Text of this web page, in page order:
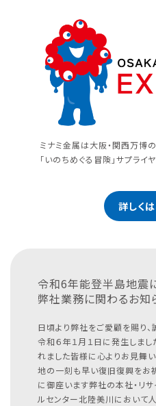
ミナミ金属は大阪・関西万博
「いのちめぐる冒険」サプライヤ
詳しく
令和6年能登半島地震
弊社業務に関わるお知
日頃より弊社をご愛顧を賜り、
令和６年１月１日に発生しま
れました皆様に心よりお見舞
地の一刻も早い復旧復興をお
に御座います弊社の本社・リサ
ルセンター北陸美川において